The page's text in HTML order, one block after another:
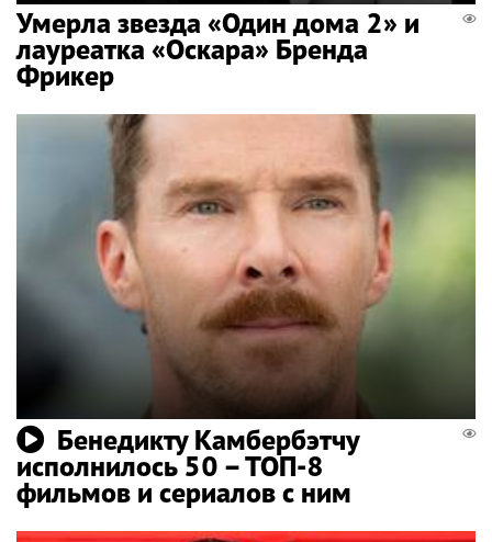
Умерла звезда «Один дома 2» и
лауреатка «Оскара» Бренда
Фрикер
Бенедикту Камбербэтчу
исполнилось 50 – ТОП-8
фильмов и сериалов с ним